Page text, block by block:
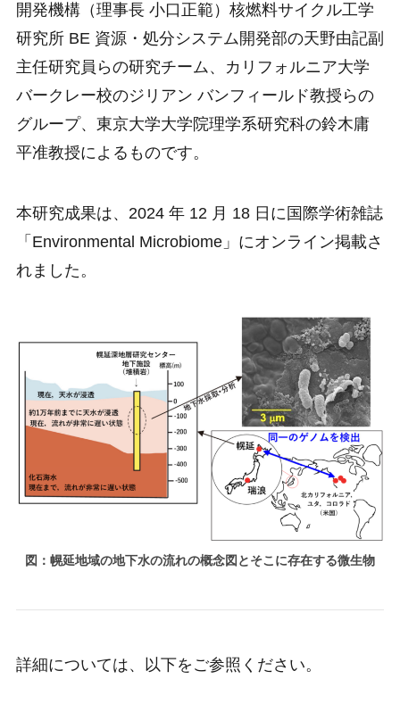
開発機構（理事長 小口正範）核燃料サイクル工学
研究所 BE 資源・処分システム開発部の天野由記副
主任研究員らの研究チーム、カリフォルニア大学
バークレー校のジリアン バンフィールド教授らの
グループ、東京大学大学院理学系研究科の鈴木庸
平准教授によるものです。
本研究成果は、2024 年 12 月 18 日に国際学術雑誌
「Environmental Microbiome」にオンライン掲載さ
れました。
図：幌延地域の地下水の流れの概念図とそこに存在する微生物
詳細については、以下をご参照ください。